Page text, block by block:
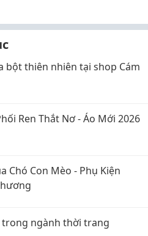
bột thiên nhiên tại shop Cám
Ren Thắt Nơ - Áo Mới 2026
Chó Con Mèo - Phụ Kiện
trong ngành thời trang